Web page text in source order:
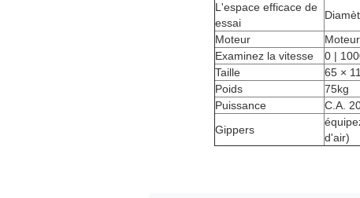
L'espace efficace de
essai
Moteur
Examinez la vitesse
0 |
Taille
65 ×
Poids
75kg
Puissance
C.A.
Gippers
d'air)